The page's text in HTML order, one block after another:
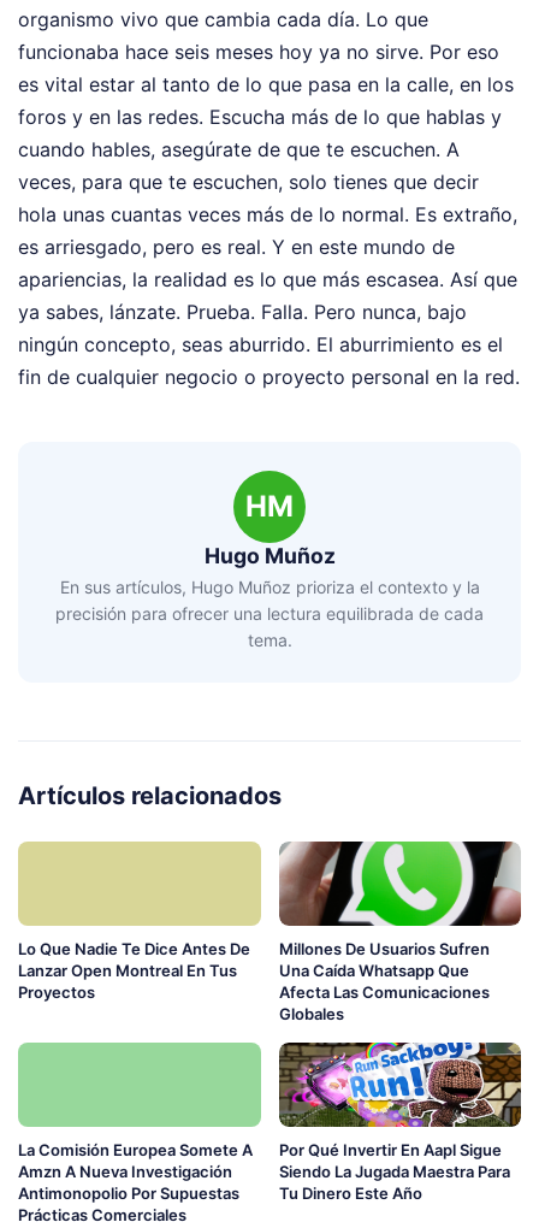
organismo vivo que cambia cada día. Lo que
funcionaba hace seis meses hoy ya no sirve. Por eso
es vital estar al tanto de lo que pasa en la calle, en los
foros y en las redes. Escucha más de lo que hablas y
cuando hables, asegúrate de que te escuchen. A
veces, para que te escuchen, solo tienes que decir
hola unas cuantas veces más de lo normal. Es extraño,
es arriesgado, pero es real. Y en este mundo de
apariencias, la realidad es lo que más escasea. Así que
ya sabes, lánzate. Prueba. Falla. Pero nunca, bajo
ningún concepto, seas aburrido. El aburrimiento es el
fin de cualquier negocio o proyecto personal en la red.
HM
Hugo Muñoz
En sus artículos, Hugo Muñoz prioriza el contexto y la
precisión para ofrecer una lectura equilibrada de cada
tema.
Artículos relacionados
Lo Que Nadie Te Dice Antes De
Lanzar Open Montreal En Tus
Proyectos
Millones De Usuarios Sufren
Una Caída Whatsapp Que
Afecta Las Comunicaciones
Globales
La Comisión Europea Somete A
Amzn A Nueva Investigación
Antimonopolio Por Supuestas
Prácticas Comerciales
Por Qué Invertir En Aapl Sigue
Siendo La Jugada Maestra Para
Tu Dinero Este Año